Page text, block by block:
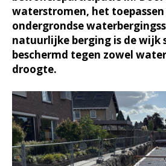
waterstromen, het toepassen
ondergrondse
natuurlijke berging is de wijk
beschermd tegen zowel
droogte.